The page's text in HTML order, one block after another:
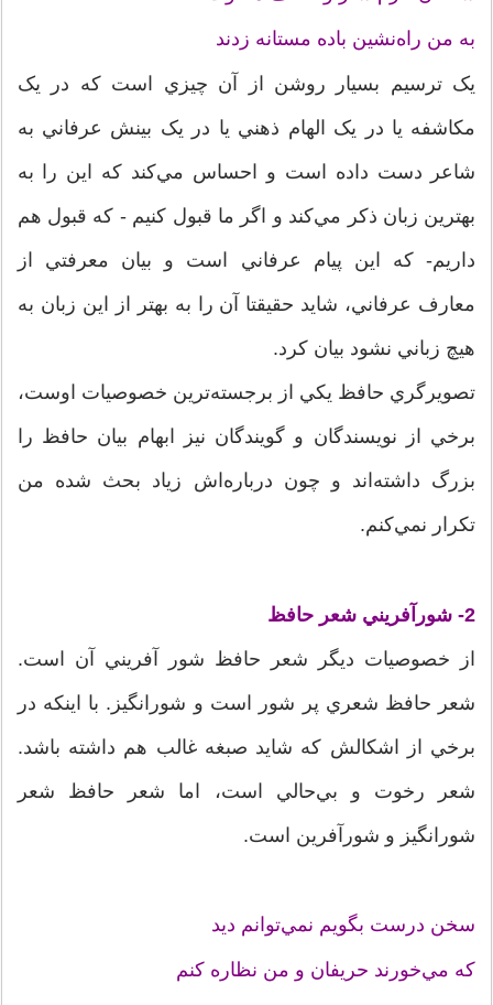
به من راه‌نشين باده مستانه زدند
يک ترسيم بسيار روشن از آن چيزي است که در يک
مکاشفه يا در يک الهام ذهني يا در يک بينش عرفاني به
شاعر دست داده است و احساس مي‌کند که اين را به
بهترين زبان ذکر مي‌کند و اگر ما قبول کنيم - که قبول هم
داريم- که اين پيام عرفاني است و بيان معرفتي از
معارف عرفاني، شايد حقيقتا آن را به بهتر از اين زبان به
هيچ زباني نشود بيان کرد.
تصويرگري حافظ يکي از برجسته‌ترين خصوصيات اوست،
برخي از نويسندگان و گويندگان نيز ابهام بيان حافظ را
بزرگ داشته‌اند و چون درباره‌اش زياد بحث شده من
تکرار نمي‌کنم.
2- شورآفريني
شعر حافظ
از خصوصيات ديگر شعر حافظ شور آفريني آن است.
شعر حافظ شعري پر شور است و شورانگيز. با اينکه در
برخي از اشکالش که شايد صبغه غالب هم داشته باشد.
شعر رخوت و بي‌حالي است، اما شعر حافظ شعر
شور‌انگيز و شورآفرين است.
سخن درست بگويم نمي‌توانم ديد
که مي‌خورند حريفان و من نظاره کنم